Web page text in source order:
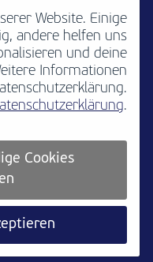
Kontakt
Platzordnung
Website. Einige
andere helfen uns
und deine
Informationen
.
Cookies